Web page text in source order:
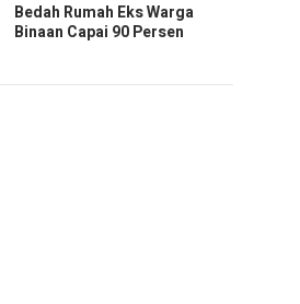
Bedah Rumah Eks Warga
Binaan Capai 90 Persen